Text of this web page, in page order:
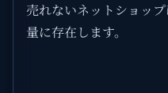
売れないネットショッ
量に存在します。